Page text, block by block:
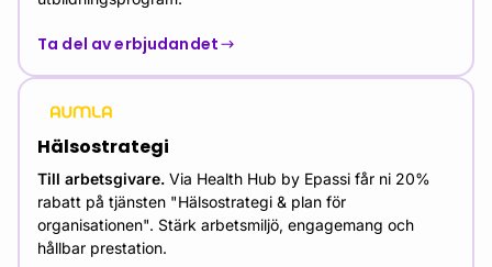
Ta del av erbjudandet
Hälsostrategi
Till arbetsgivare. Via Health Hub by Epassi får ni 20%
rabatt på tjänsten "Hälsostrategi & plan för
organisationen". Stärk arbetsmiljö, engagemang och
hållbar prestation.